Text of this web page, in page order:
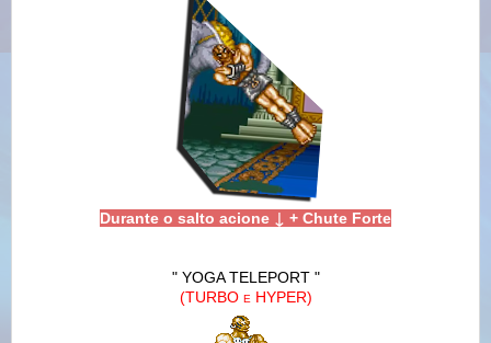
Durante o salto acione ↓ + Chute Forte
" YOGA TELEPORT "
(TURBO E HYPER)